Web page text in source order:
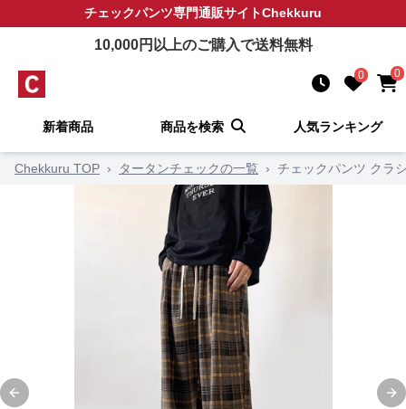
チェックパンツ専門通販サイトChekkuru
10,000円以上のご購入で送料無料
0 0
新着商品 商品を検索 人気ランキング
Chekkuru TOP › タータンチェックの一覧 › チェックパンツ クラ
Previous slide